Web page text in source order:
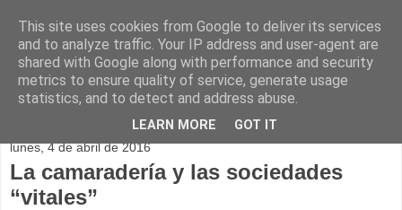
lunes, 4 de abril de 2016
La camaradería y las sociedades
“vitales”
This site uses cookies from Google to deliver its services
and to analyze traffic. Your IP address and user-agent are
shared with Google along with performance and security
metrics to ensure quality of service, generate usage
statistics, and to detect and address abuse.
LEARN MORE GOT IT